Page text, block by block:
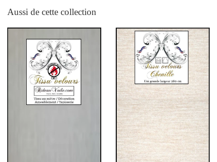
Aussi de cette collection